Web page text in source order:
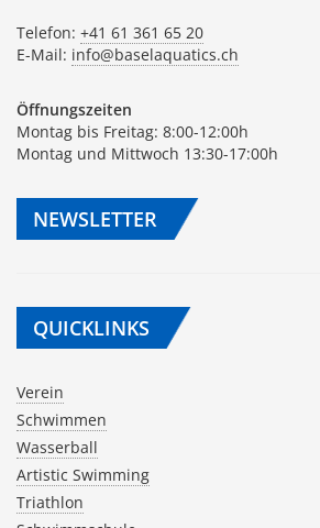
Telefon: +41 61 361 65 20
E-Mail: info@baselaquatics.ch
Öffnungszeiten
Montag bis Freitag: 8:00-12:00h
Montag und Mittwoch 13:30-17:00h
NEWSLETTER
QUICKLINKS
Verein
Schwimmen
Wasserball
Artistic Swimming
Triathlon